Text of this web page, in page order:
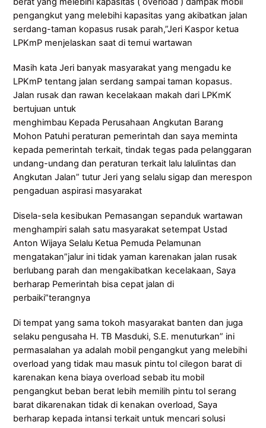
pengangkut yang melebihi kapasitas yang akibatkan jalan
serdang-taman kopasus rusak parah,”Jeri Kaspor ketua
LPKmP menjelaskan saat di temui wartawan
Masih kata Jeri banyak masyarakat yang mengadu ke
LPKmP tentang jalan serdang sampai taman kopasus.
Jalan rusak dan rawan kecelakaan makah dari LPKmK
bertujuan untuk
menghimbau Kepada Perusahaan Angkutan Barang
Mohon Patuhi peraturan pemerintah dan saya meminta
kepada pemerintah terkait, tindak tegas pada pelanggaran
undang-undang dan peraturan terkait lalu lalulintas dan
Angkutan Jalan” tutur Jeri yang selalu sigap dan merespon
pengaduan aspirasi masyarakat
Disela-sela kesibukan Pemasangan sepanduk wartawan
menghampiri salah satu masyarakat setempat Ustad
Anton Wijaya Selalu Ketua Pemuda Pelamunan
mengatakan”jalur ini tidak yaman karenakan jalan rusak
berlubang parah dan mengakibatkan kecelakaan, Saya
berharap Pemerintah bisa cepat jalan di
perbaiki”terangnya
Di tempat yang sama tokoh masyarakat banten dan juga
selaku pengusaha H. TB Masduki, S.E. menuturkan” ini
permasalahan ya adalah mobil pengangkut yang melebihi
overload yang tidak mau masuk pintu tol cilegon barat di
karenakan kena biaya overload sebab itu mobil
pengangkut beban berat lebih memilih pintu tol serang
barat dikarenakan tidak di kenakan overload, Saya
berharap kepada intansi terkait untuk mencari solusi